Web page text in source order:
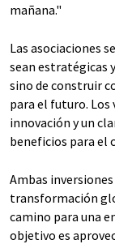
mañana."
Las asociaciones
sean estratégicas
sino de construir
para el futuro.
innovación y un
beneficios para el
Ambas
transformación
camino para una
objetivo es